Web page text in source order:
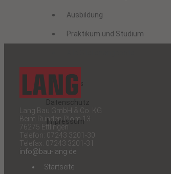
Ausbildung
Praktikum und Studium
Downloads
Datenschutz
Impressum
Lang Bau GmbH & Co. KG
Beim Runden Plom 13
76275 Ettlingen
Telefon: 07243 3201-30
Telefax: 07243 3201-31
info@bau-lang.de
Startseite